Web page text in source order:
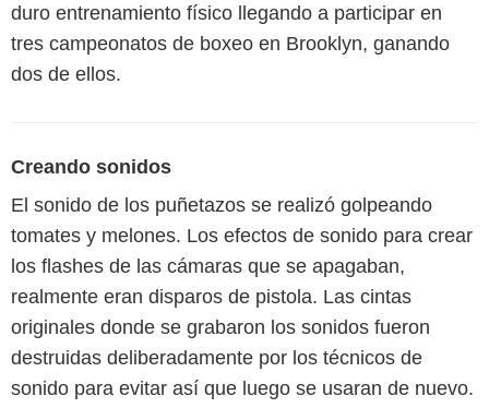
duro entrenamiento físico llegando a participar en
tres campeonatos de boxeo en Brooklyn, ganando
dos de ellos.
Creando sonidos
El sonido de los puñetazos se realizó golpeando
tomates y melones. Los efectos de sonido para crear
los flashes de las cámaras que se apagaban,
realmente eran disparos de pistola. Las cintas
originales donde se grabaron los sonidos fueron
destruidas deliberadamente por los técnicos de
sonido para evitar así que luego se usaran de nuevo.